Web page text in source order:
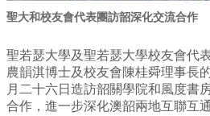
聖大和校友會代表團訪韶深化交流合作
聖若瑟大學及聖若瑟大學校友會代
農韻淇博士及校友會陳桂舜理事長
月二十六日造訪韶關學院和風度書
合作，進一步深化澳韶兩地互聯互通